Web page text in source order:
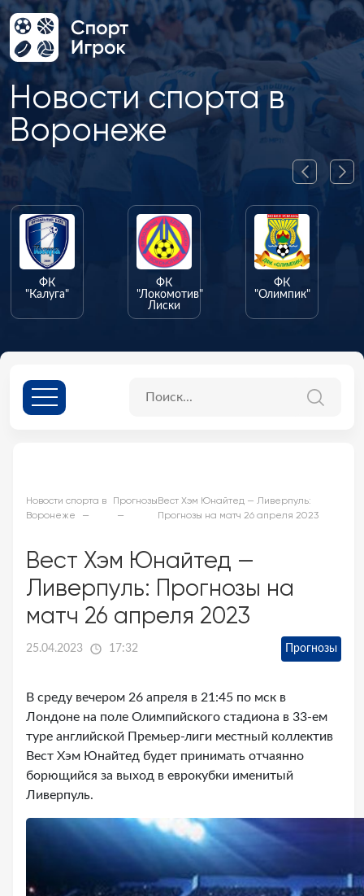
Новости спорта в
Воронеже
ФК
"Калуга"
ФК
"Локомотив"
Лиски
ФК
"Олимпик"
Новости спорта в
Воронеже
ПрогнозыВест Хэм Юнайтед — Ливерпуль:
Прогнозы на матч 26 апреля 2023
Вест Хэм Юнайтед —
Ливерпуль: Прогнозы на
матч 26 апреля 2023
25.04.2023 17:32 Прогнозы
В среду вечером 26 апреля в 21:45 по мск в
Лондоне на поле Олимпийского стадиона в 33-ем
туре английской Премьер-лиги местный коллектив
Вест Хэм Юнайтед будет принимать отчаянно
борющийся за выход в еврокубки именитый
Ливерпуль.